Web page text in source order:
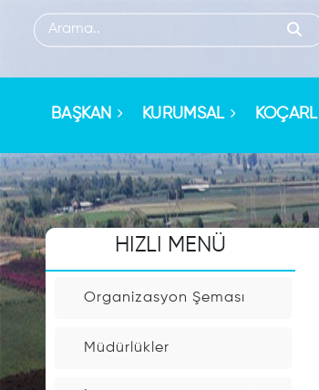
MENU
Sorgulama
İşlemleri
BAŞKAN KURUMSAL KOÇARLI
HIZLI MENÜ
Organizasyon Şeması
Müdürlükler